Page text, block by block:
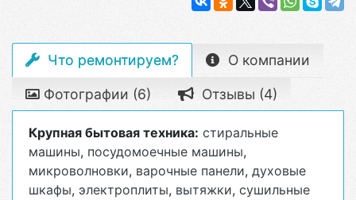
Что ремонтируем? О компании
Фотографии (6) Отзывы (4)
Крупная бытовая техника: стиральные
машины, посудомоечные машины,
микроволновки, варочные панели, духовые
шкафы, электроплиты, вытяжки, сушильные